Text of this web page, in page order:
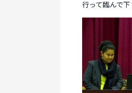
行って臨んで下